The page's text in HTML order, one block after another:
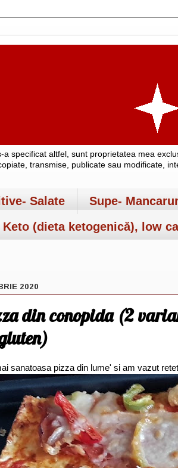
specificat altfel, sunt proprietatea mea
transmise, publicate sau modificate,
Salate Supe-
Keto (dieta ketogenică), low
2020
din conopida (2
sanatoasa pizza din lume' si am vazut